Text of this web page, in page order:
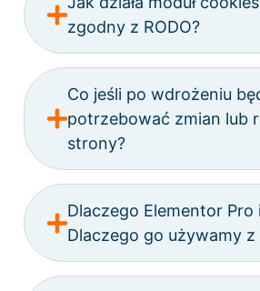
zgodny z RODO?
Co jeśli po wdrożeniu
potrzebować zmian lub
strony?
Dlaczego Elementor Pro
Dlaczego go używamy z